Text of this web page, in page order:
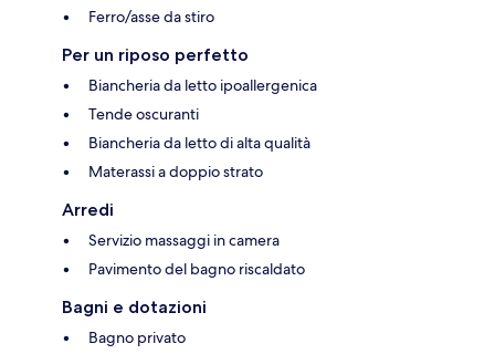
Ferro/asse da stiro
Per un riposo perfetto
Biancheria da letto ipoallergenica
Tende oscuranti
Biancheria da letto di alta qualità
Materassi a doppio strato
Arredi
Servizio massaggi in camera
Pavimento del bagno riscaldato
Bagni e dotazioni
Bagno privato